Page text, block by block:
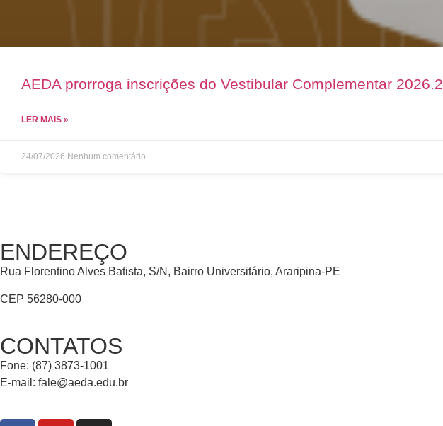
AEDA prorroga inscrições do Vestibular Complementar 2026.2
LER MAIS »
24/07/2026 Nenhum comentário
ENDEREÇO
Rua Florentino Alves Batista, S/N, Bairro Universitário, Araripina-PE
CEP 56280-000
CONTATOS
Fone: (87) 3873-1001
E-mail: fale@aeda.edu.br